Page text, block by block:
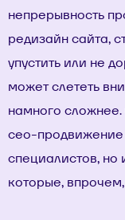
непрерывность
редизайн сайта,
упустить или не
может слететь
намного сложнее.
сео-продвижение
специалистов, но
которые,